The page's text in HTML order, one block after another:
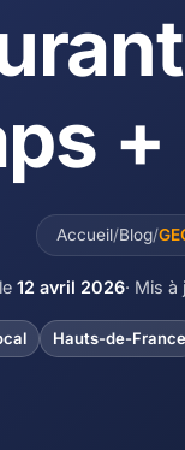
Accueil/Blog/
12 avril 2026· Mis
Hauts-de-France